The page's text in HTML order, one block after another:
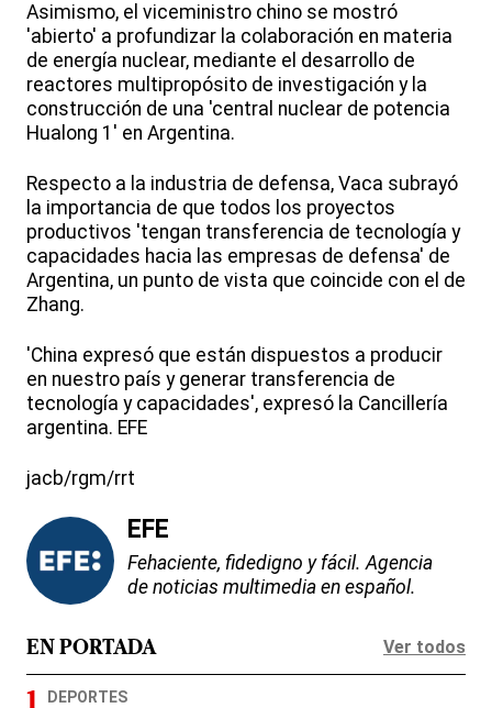
Asimismo, el viceministro chino se mostró
'abierto' a profundizar la colaboración en materia
de energía nuclear, mediante el desarrollo de
reactores multipropósito de investigación y la
construcción de una 'central nuclear de potencia
Hualong 1' en Argentina.
Respecto a la industria de defensa, Vaca subrayó
la importancia de que todos los proyectos
productivos 'tengan transferencia de tecnología y
capacidades hacia las empresas de defensa' de
Argentina, un punto de vista que coincide con el de
Zhang.
'China expresó que están dispuestos a producir
en nuestro país y generar transferencia de
tecnología y capacidades', expresó la Cancillería
argentina. EFE
jacb/rgm/rrt
EFE
Fehaciente, fidedigno y fácil. Agencia
de noticias multimedia en español.
EN PORTADA Ver todos
DEPORTES